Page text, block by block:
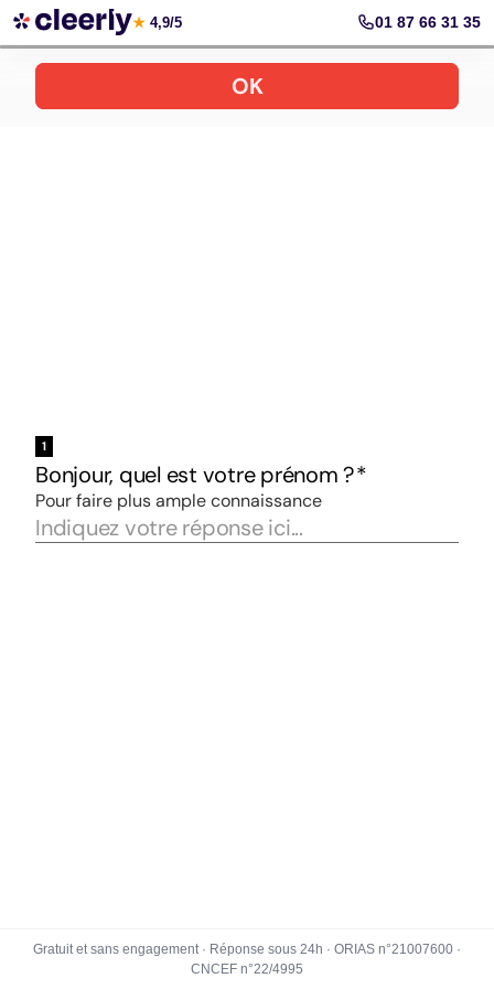
Votre simulation gratuite et personnalisée
★ 4,9/5 01 87 66 31 35
Gratuit et sans engagement · Réponse sous 24h · ORIAS n°21007600 ·
CNCEF n°22/4995